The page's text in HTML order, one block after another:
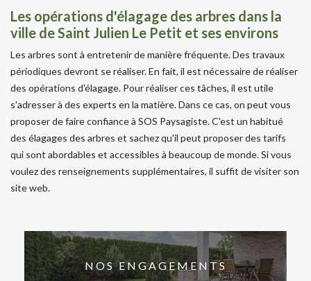
Les opérations d'élagage des arbres dans la
ville de Saint Julien Le Petit et ses environs
Les arbres sont à entretenir de manière fréquente. Des travaux
périodiques devront se réaliser. En fait, il est nécessaire de réaliser
des opérations d'élagage. Pour réaliser ces tâches, il est utile
s'adresser à des experts en la matière. Dans ce cas, on peut vous
proposer de faire confiance à SOS Paysagiste. C'est un habitué
des élagages des arbres et sachez qu'il peut proposer des tarifs
qui sont abordables et accessibles à beaucoup de monde. Si vous
voulez des renseignements supplémentaires, il suffit de visiter son
site web.
NOS ENGAGEMENTS